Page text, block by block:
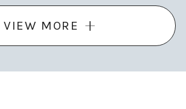
VIEW MORE